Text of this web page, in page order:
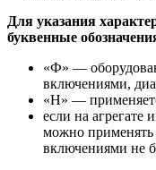
Для указания
буквенные
«Ф» —
включениями,
«Н» —
если на агрегате
можно применять
включениями не